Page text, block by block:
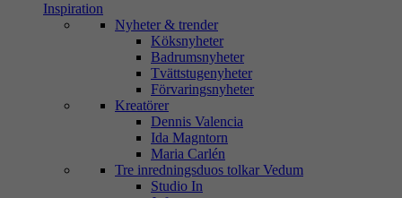
Inspiration
Nyheter & trender
Köksnyheter
Badrumsnyheter
Tvättstugenyheter
Förvaringsnyheter
Kreatörer
Dennis Valencia
Ida Magntorn
Maria Carlén
Tre inredningsduos tolkar Vedum
Studio In